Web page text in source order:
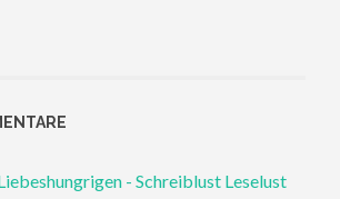
- Schreiblust Leselust